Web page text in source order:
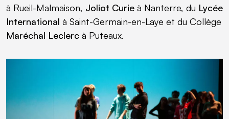
à Rueil-Malmaison, Joliot Curie à Nanterre, du Lycée
International à Saint-Germain-en-Laye et du Collège
Maréchal Leclerc à Puteaux.